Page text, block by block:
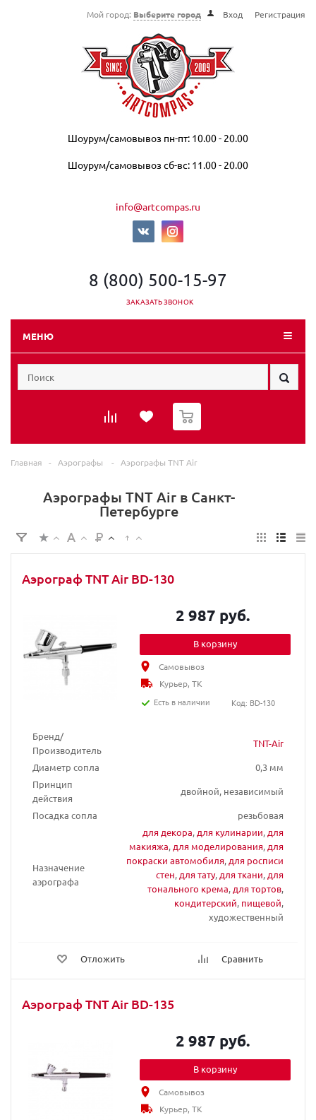
Мой город: Выберите город Вход Регистрация
Шоурум/самовывоз пн-пт: 10.00 - 20.00
Шоурум/самовывоз сб-вс: 11.00 - 20.00
info@artcompas.ru
8 (800) 500-15-97
ЗАКАЗАТЬ ЗВОНОК
МЕНЮ
0
Главная - Аэрографы - Аэрографы TNT Air
Аэрографы TNT Air в Санкт-
Петербурге
Аэрограф TNT Air BD-130
Бренд/
Производитель
TNT-Air
Диаметр сопла
0,3 мм
Принцип
действия
двойной, независимый
Посадка сопла
резьбовая
Назначение
аэрографа
для декора, для кулинарии, для
макияжа, для моделирования, для
покраски автомобиля, для росписи
стен, для тату, для ткани, для
тонального крема, для тортов,
кондитерский, пищевой,
художественный
Отложить Сравнить
2 987 руб.
В корзину
Самовывоз
Курьер, ТК
Есть в наличии
Код: BD-130
Аэрограф TNT Air BD-135
2 987 руб.
В корзину
Самовывоз
Курьер, ТК